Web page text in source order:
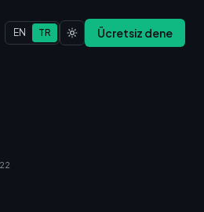
EN TR Ücretsiz dene